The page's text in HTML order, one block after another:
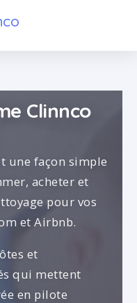
Clinnco
une façon simple
acheter et
pour vos
et Airbnb.
et
qui mettent
en pilote